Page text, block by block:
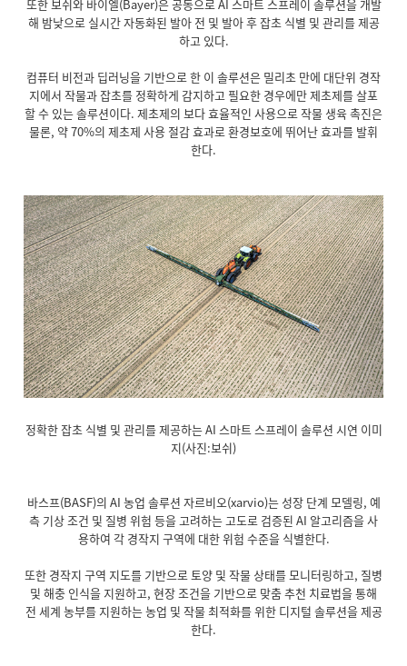
또한 보쉬와 바이엘(Bayer)은 공동으로 AI 스마트 스프레이 솔루션을 개발
해 밤낮으로 실시간 자동화된 발아 전 및 발아 후 잡초 식별 및 관리를 제공
하고 있다.
컴퓨터 비전과 딥러닝을 기반으로 한 이 솔루션은 밀리초 만에 대단위 경작
지에서 작물과 잡초를 정확하게 감지하고 필요한 경우에만 제초제를 살포
할 수 있는 솔루션이다. 제초제의 보다 효율적인 사용으로 작물 생육 촉진은
물론, 약 70%의 제초제 사용 절감 효과로 환경보호에 뛰어난 효과를 발휘
한다.
정확한 잡초 식별 및 관리를 제공하는 AI 스마트 스프레이 솔루션 시연 이미
지(사진:보쉬)
바스프(BASF)의 AI 농업 솔루션 자르비오(xarvio)는 성장 단계 모델링, 예
측 기상 조건 및 질병 위험 등을 고려하는 고도로 검증된 AI 알고리즘을 사
용하여 각 경작지 구역에 대한 위험 수준을 식별한다.
또한 경작지 구역 지도를 기반으로 토양 및 작물 상태를 모니터링하고, 질병
및 해충 인식을 지원하고, 현장 조건을 기반으로 맞춤 추천 치료법을 통해
전 세계 농부를 지원하는 농업 및 작물 최적화를 위한 디지털 솔루션을 제공
한다.